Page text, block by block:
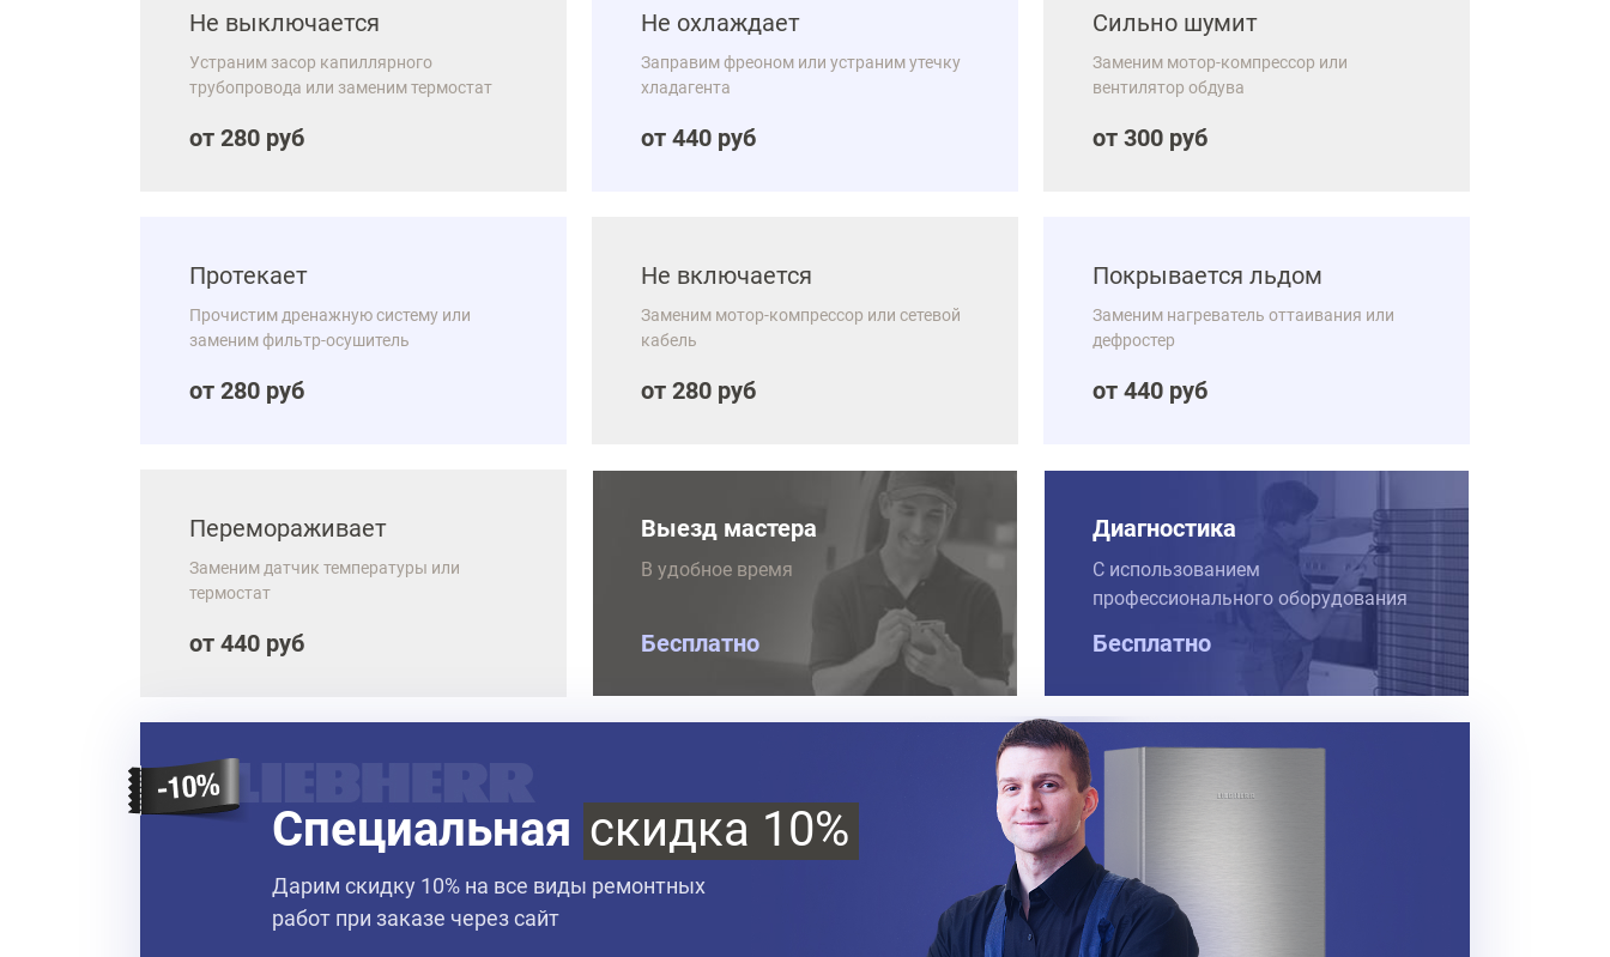
Не выключается
Устраним засор капиллярного
трубопровода или заменим термостат
от 280 руб
Не охлаждает
Заправим фреоном или устраним утечку
хладагента
от 440 руб
Сильно шумит
Заменим мотор-компрессор или
вентилятор обдува
от 300 руб
Протекает
Прочистим дренажную систему или
заменим фильтр-осушитель
от 280 руб
Не включается
Заменим мотор-компрессор или сетевой
кабель
от 280 руб
Покрывается льдом
Заменим нагреватель оттаивания или
дефростер
от 440 руб
Перемораживает
Заменим датчик температуры или
термостат
от 440 руб
Выезд мастера
В удобное время
Бесплатно
Диагностика
С использованием
профессионального оборудования
Бесплатно
Специальная скидка 10%
Дарим скидку 10% на все виды ремонтных
работ при заказе через сайт